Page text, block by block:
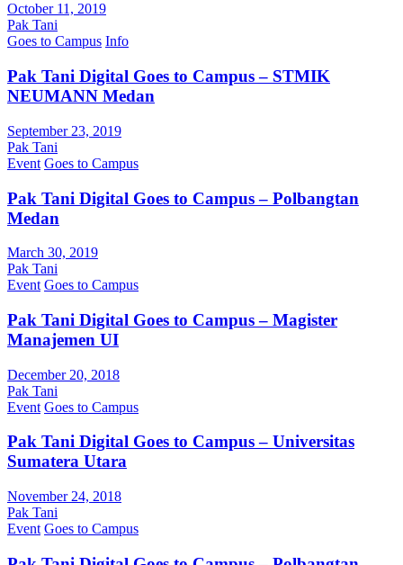
October 11, 2019
Pak Tani
Goes to Campus Info
Pak Tani Digital Goes to Campus – STMIK
NEUMANN Medan
September 23, 2019
Pak Tani
Event Goes to Campus
Pak Tani Digital Goes to Campus – Polbangtan
Medan
March 30, 2019
Pak Tani
Event Goes to Campus
Pak Tani Digital Goes to Campus – Magister
Manajemen UI
December 20, 2018
Pak Tani
Event Goes to Campus
Pak Tani Digital Goes to Campus – Universitas
Sumatera Utara
November 24, 2018
Pak Tani
Event Goes to Campus